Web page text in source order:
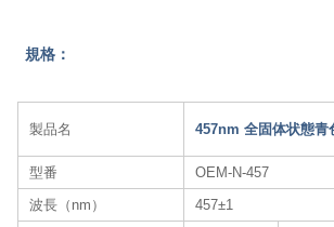
規格：
製品名 457nm 全固体状態青
型番
OEM-N-457
波長（nm）
457±1